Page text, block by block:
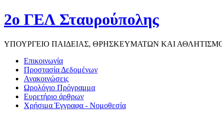
2ο ΓΕΛ Σταυρούπολης
ΥΠΟΥΡΓΕΙΟ ΠΑΙΔΕΙΑΣ, ΘΡΗΣΚΕΥΜΑΤΩΝ ΚΑΙ
Επικοινωνία
Προστασία Δεδομένων
Ανακοινώσεις
Ωρολόγιο Πρόγραμμα
Ευρετήριο άρθρων
Χρήσιμα Έγγραφα - Νομοθεσία